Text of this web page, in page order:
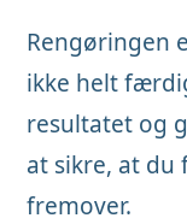
Rengøringen
ikke helt
resultatet og
at sikre, at du
fremover.